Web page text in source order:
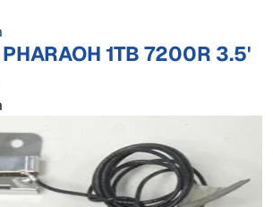
1TB 7200R 3.5'